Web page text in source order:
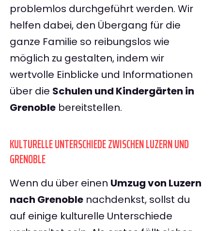
problemlos durchgeführt werden. Wir
helfen dabei, den Übergang für die
ganze Familie so reibungslos wie
möglich zu gestalten, indem wir
wertvolle Einblicke und Informationen
über die Schulen und Kindergärten in
Grenoble bereitstellen.
KULTURELLE UNTERSCHIEDE ZWISCHEN LUZERN UND
GRENOBLE
Wenn du über einen Umzug von Luzern
nach Grenoble nachdenkst, sollst du
auf einige kulturelle Unterschiede